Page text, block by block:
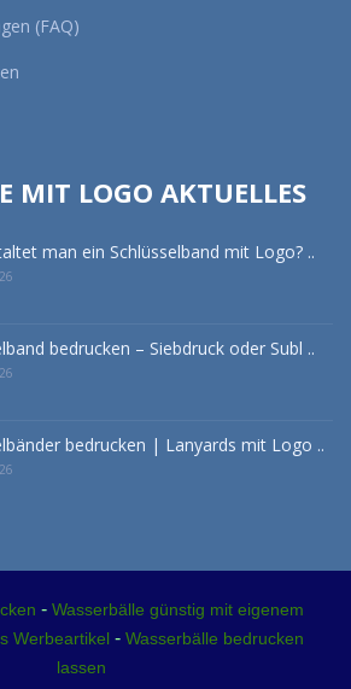
(FAQ)
MIT LOGO AKTUELLES
man ein Schlüsselband mit Logo? ..
bedrucken – Siebdruck oder Subl ..
bedrucken | Lanyards mit Logo ..
- Wasserbälle günstig mit eigenem
Werbeartikel - Wasserbälle bedrucken
lassen